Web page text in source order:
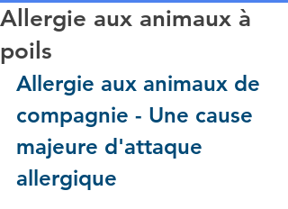
Allergie aux animaux à
poils
Allergie aux animaux de
compagnie - Une cause
majeure d'attaque
allergique